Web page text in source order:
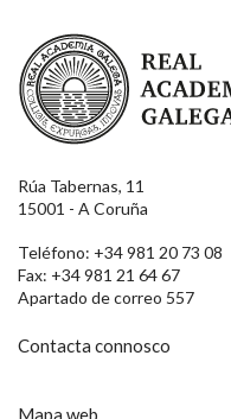
Real Academia Galega
Rúa Tabernas, 11
15001 - A Coruña
Teléfono: +34 981 20 73 08
Fax: +34 981 21 64 67
Apartado de correo 557
Contacta connosco
Mapa web